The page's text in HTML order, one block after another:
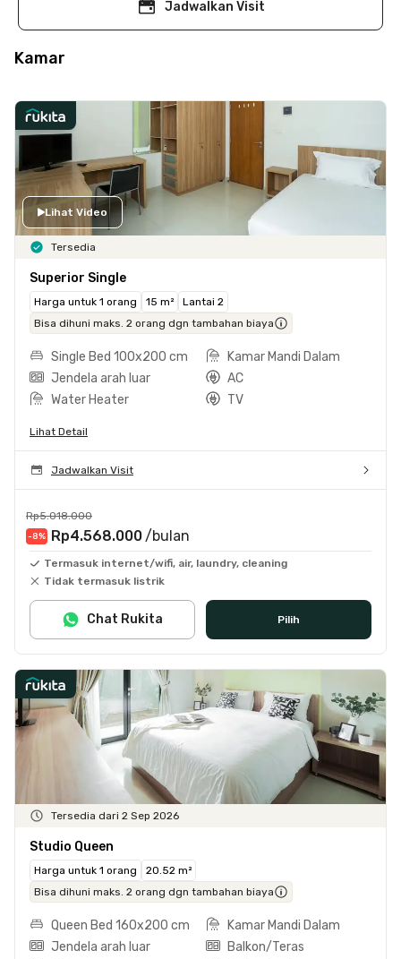
Jadwalkan Visit
Kamar
Lihat Video
Tersedia
Superior Single
Harga untuk 1 orang 15 m²
Lantai 2
Bisa dihuni maks. 2 orang dgn tambahan biaya
Single Bed 100x200 cm
Kamar Mandi Dalam
Jendela arah luar
AC
Water Heater
TV
Lihat Detail
Jadwalkan Visit
Rp5.018.000
-8% Rp4.568.000 /bulan
Termasuk internet/wifi, air, laundry, cleaning
Tidak termasuk listrik
Pilih
Chat Rukita
Tersedia dari 2 Sep 2026
Studio Queen
Harga untuk 1 orang
20.52 m²
Bisa dihuni maks. 2 orang dgn tambahan biaya
Queen Bed 160x200 cm
Kamar Mandi Dalam
Jendela arah luar
Balkon/Teras